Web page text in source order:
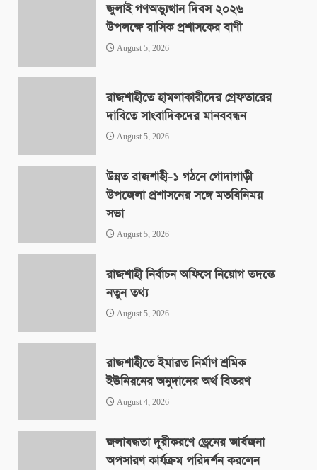
জুলাই গণঅভ্যুত্থান দিবস ২০২৬
উপলক্ষে রাসিক প্রশাসকের বাণী
August 5, 2026
রাজশাহীতে হামলাকারীদের গ্রেফতারের
দাবিতে সাংবাদিকদের মানববন্ধন
August 5, 2026
উন্নত রাজশাহী-১ গঠনে গোদাগাড়ী
উপজেলা প্রশাসনের সঙ্গে মতবিনিময়
সভা
August 5, 2026
রাজশাহী নির্বাচন অফিসে নিয়োগ তদন্তে
নতুন তথ্য
August 5, 2026
রাজশাহীতে ইমারত নির্মাণ শ্রমিক
ইউনিয়নের অনুদানের অর্থ বিতরণ
August 4, 2026
জলাবদ্ধতা দূরীকরণে ড্রেনের আর্বজনা
অপসারণ কার্যক্রম পরিদর্শন করলেন